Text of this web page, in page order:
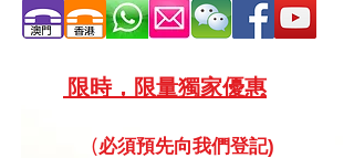
限時，限量獨家優惠
(必須預先向我們登記)